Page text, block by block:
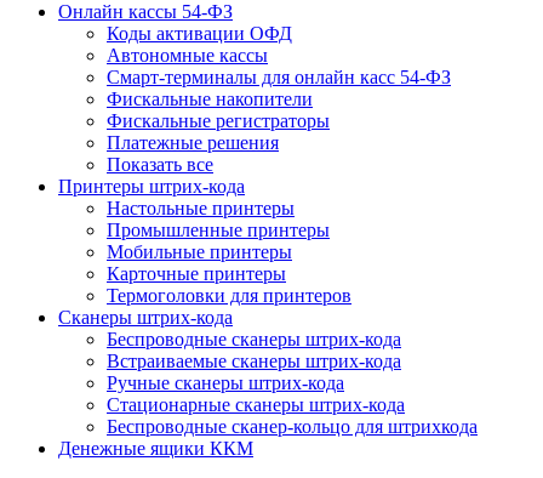
Онлайн кассы 54-ФЗ
Коды активации ОФД
Автономные кассы
Смарт-терминалы для онлайн касс 54-ФЗ
Фискальные накопители
Фискальные регистраторы
Платежные решения
Показать все
Принтеры штрих-кода
Настольные принтеры
Промышленные принтеры
Мобильные принтеры
Карточные принтеры
Термоголовки для принтеров
Сканеры штрих-кода
Беспроводные сканеры штрих-кода
Встраиваемые сканеры штрих-кода
Ручные сканеры штрих-кода
Стационарные сканеры штрих-кода
Беспроводные сканер-кольцо для штрихкода
Денежные ящики ККМ